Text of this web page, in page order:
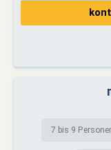
7 bis 9